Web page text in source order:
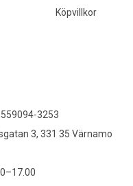
Köpvillkor
3253
3, 331 35 Värnamo